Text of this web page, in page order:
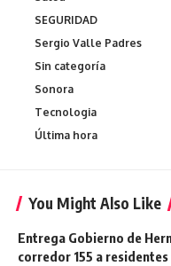
SEGURIDAD
Sergio Valle Padres
Sin categoría
Sonora
Tecnologia
Última hora
You Might Also Like
Entrega Gobierno de
corredor 155 a